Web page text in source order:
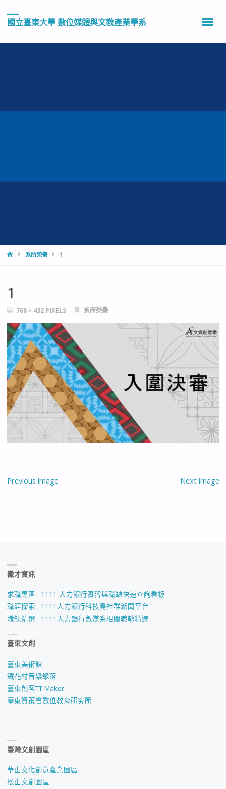
國立臺東大學 數位媒體與文教產業學系
HOME系所榮譽 1
1
FULL768 × 432 PIXELS 系所榮譽
Previous image Next image
徵才資訊
求職專區 : 1111 人力銀行實習與職缺快速查詢看板
職涯探索 : 1111人力銀行科技島社群新聞平台
職缺精選 : 1111人力銀行數媒系相關職缺精選
臺東文創
臺東美術館
鐵花村音樂聚落
臺東創客TT Maker
臺東資策會數位教育研究所
臺灣文創園區
華山文化創意產業園區
松山文創園區